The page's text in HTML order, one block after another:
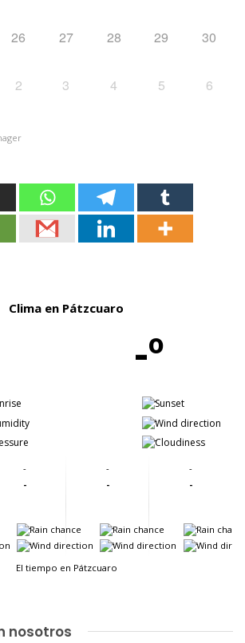
26 27 28 29 30
2 3 4 5 6
Clima en Pátzcuaro
-º
-
-
-
-
-
-
-
-
-
-
-
-
-
-
-
El tiempo en Pátzcuaro
nosotros